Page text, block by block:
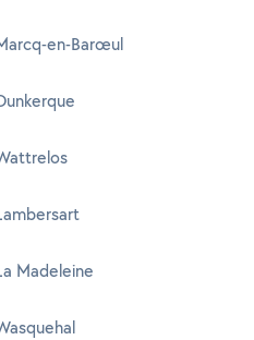
en-Barœul
Madeleine